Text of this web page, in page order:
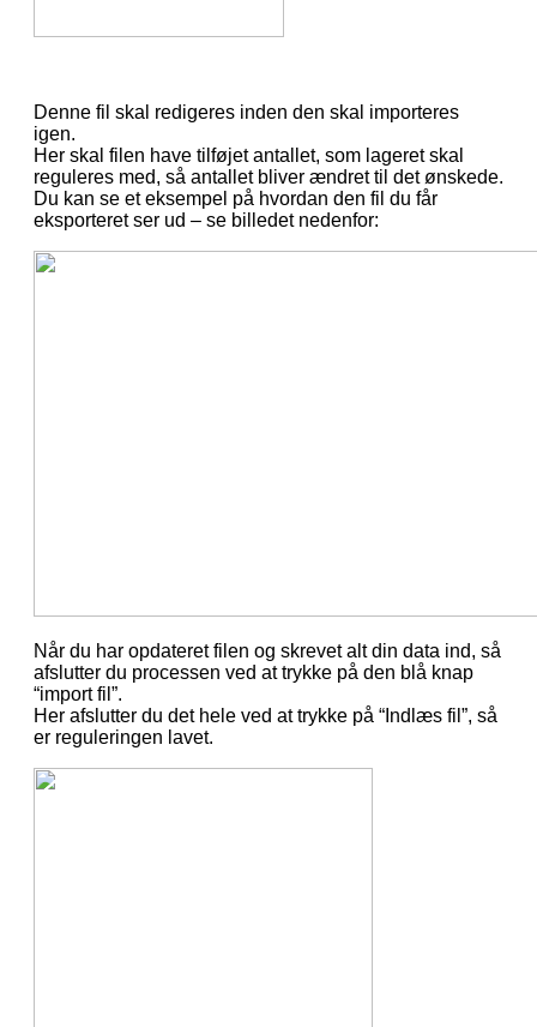
Denne fil skal redigeres inden den skal importeres
igen.
Her skal filen have tilføjet antallet, som lageret skal
reguleres med, så antallet bliver ændret til det ønskede.
Du kan se et eksempel på hvordan den fil du får
eksporteret ser ud – se billedet nedenfor:
Når du har opdateret filen og skrevet alt din data ind, så
afslutter du processen ved at trykke på den blå knap
“import fil”.
Her afslutter du det hele ved at trykke på “Indlæs fil”, så
er reguleringen lavet.